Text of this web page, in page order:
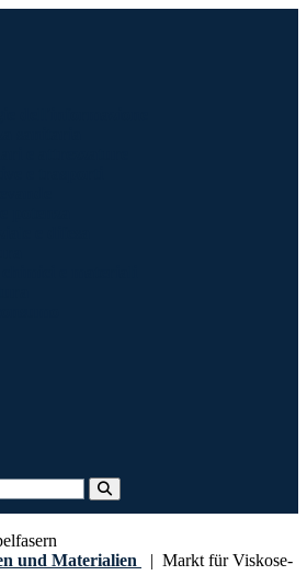
und Materialien | Markt für Viskose-